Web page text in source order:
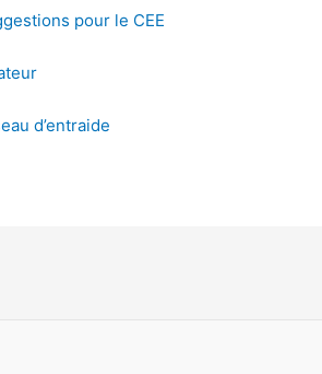
pour le CEE
d’entraide